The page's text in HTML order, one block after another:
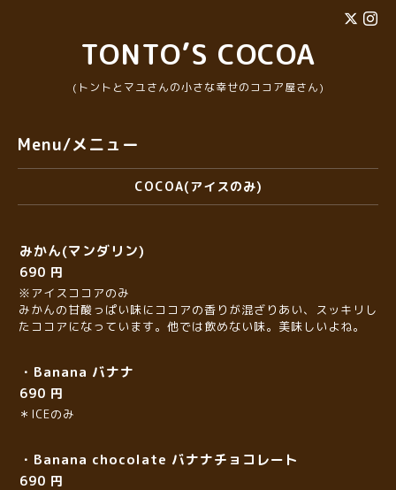
TONTO’S COCOA
(トントとマユさんの小さな幸せのココア屋さん)
Menu/メニュー
COCOA(アイスのみ)
みかん(マンダリン)
690 円
※アイスココアのみ
みかんの甘酸っぱい味にココアの香りが混ざりあい、スッキリし
たココアになっています。他では飲めない味。美味しいよね。
・Banana バナナ
690 円
＊ICEのみ
・Banana chocolate バナナチョコレート
690 円